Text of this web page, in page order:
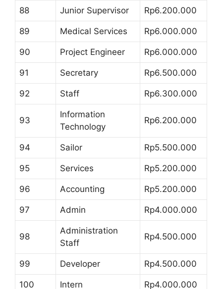
88 Junior Supervisor Rp6.200.000
89 Medical Services Rp6.000.000
90 Project Engineer Rp6.000.000
91 Secretary Rp6.500.000
92 Staff Rp6.300.000
93
Information
Technology
Rp6.200.000
94 Sailor Rp5.500.000
95 Services Rp5.200.000
96 Accounting Rp5.200.000
97 Admin Rp4.000.000
98
Administration
Staff
Rp4.500.000
99 Developer Rp4.500.000
100 Intern Rp4.000.000